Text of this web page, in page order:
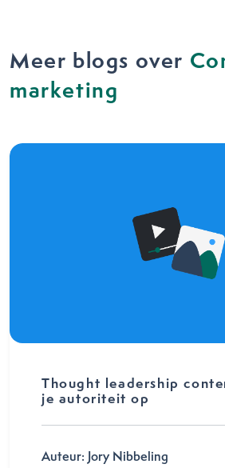
Meer blogs over
marketing
Thought leadership
je autoriteit op
Auteur: Jory Nibbeling